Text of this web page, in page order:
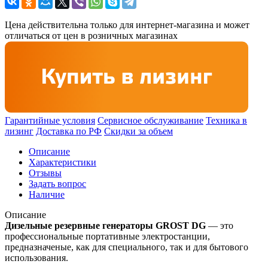
Цена действительна только для интернет-магазина и может
отличаться от цен в розничных магазинах
Гарантийные условия Сервисное обслуживание Техника в
лизинг Доставка по РФ Скидки за объем
Описание
Характеристики
Отзывы
Задать вопрос
Наличие
Описание
Дизельные резервные генераторы GROST DG — это
профессиональные портативные электростанции,
предназначеные, как для специального, так и для бытового
использования.